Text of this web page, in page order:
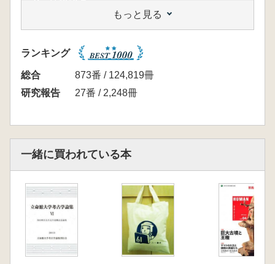
もっと見る
ランキング
総合
873番 / 124,819冊
研究報告
27番 / 2,248冊
一緒に買われている本